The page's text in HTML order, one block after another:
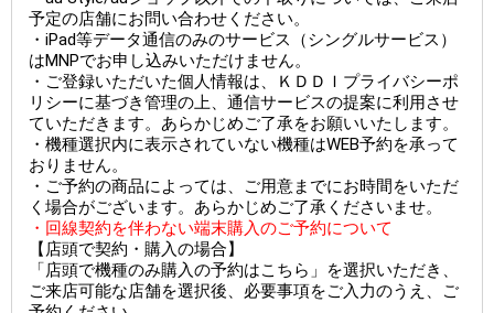
予定の店舗にお問い合わせください。
・iPad等データ通信のみのサービス（シングルサービス）
はMNPでお申し込みいただけません。
・ご登録いただいた個人情報は、ＫＤＤＩプライバシーポ
リシーに基づき管理の上、通信サービスの提案に利用させ
ていただきます。あらかじめご了承をお願いいたします。
・機種選択内に表示されていない機種はWEB予約を承って
おりません。
・ご予約の商品によっては、ご用意までにお時間をいただ
く場合がございます。あらかじめご了承くださいませ。
・回線契約を伴わない端末購入のご予約について
【店頭で契約・購入の場合】
「店頭で機種のみ購入の予約はこちら」を選択いただき、
ご来店可能な店舗を選択後、必要事項をご入力のうえ、ご